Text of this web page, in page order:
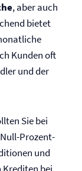
, aber auch
bietet
Kunden oft
und der
Sie bei
Prozent-
und